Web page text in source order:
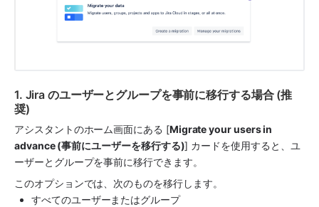
1. Jira のユーザーとグループを事前に移行する場合 (推
奨)
アシスタントのホーム画面にある [Migrate your users in
advance (事前にユーザーを移行する)] カードを使用すると、ユ
ーザーとグループを事前に移行できます。
このオプションでは、次のものを移行します。
すべてのユーザーまたはグループ